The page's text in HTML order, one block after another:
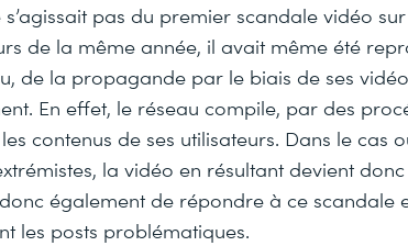
s’agissait pas du premier scandale vidéo
de la même année, il avait même été
de la propagande par le biais de ses
En effet, le réseau compile, par des
contenus de ses utilisateurs. Dans le cas
la vidéo en résultant devient
également de répondre à ce scandale
les posts problématiques.